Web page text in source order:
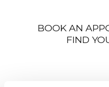
BOOK AN
FIND